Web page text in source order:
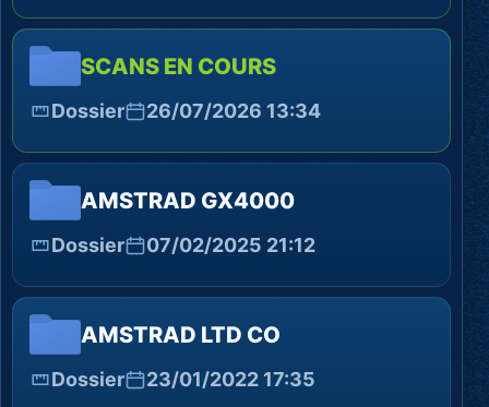
SCANS EN COURS
Dossier 26/07/2026 13:34
AMSTRAD GX4000
Dossier 07/02/2025 21:12
AMSTRAD LTD CO
Dossier 23/01/2022 17:35